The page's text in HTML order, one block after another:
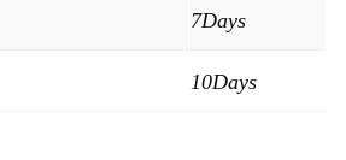
7Days
10Days